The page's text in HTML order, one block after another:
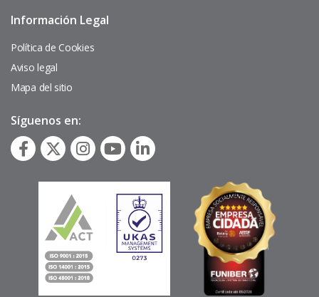
Pie
página
Información Legal
Política de Cookies
Aviso legal
Mapa del sitio
Síguenos en: